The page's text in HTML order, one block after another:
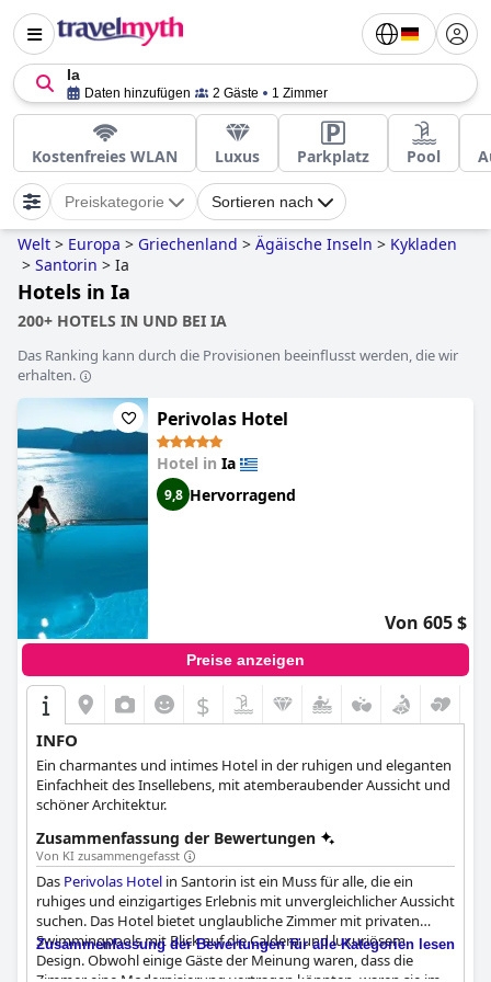
Ia
Daten hinzufügen 2 Gäste 1 Zimmer
Kostenfreies WLAN Luxus Parkplatz Pool
Preiskategorie Sortieren nach
Welt > Europa > Griechenland > Ägäische Inseln > Kykladen
> Santorin > Ia
Hotels in Ia
200+ HOTELS IN UND BEI IA
Das Ranking kann durch die Provisionen beeinflusst werden, die wir
erhalten.
Perivolas Hotel
Hotel in Ia
9,8 Hervorragend
Von 605 $
Preise anzeigen
$
INFO
Ein charmantes und intimes Hotel in der ruhigen und eleganten
Einfachheit des Insellebens, mit atemberaubender Aussicht und
schöner Architektur.
Zusammenfassung der Bewertungen
Von KI zusammengefasst
Das Perivolas Hotel in Santorin ist ein Muss für alle, die ein
ruhiges und einzigartiges Erlebnis mit unvergleichlicher Aussicht
suchen. Das Hotel bietet unglaubliche Zimmer mit privaten
Swimmingpools mit Blick auf die Caldera und luxuriösem
Design. Obwohl einige Gäste der Meinung waren, dass die
Zusammenfassung der Bewertungen für alle Kategorien lesen